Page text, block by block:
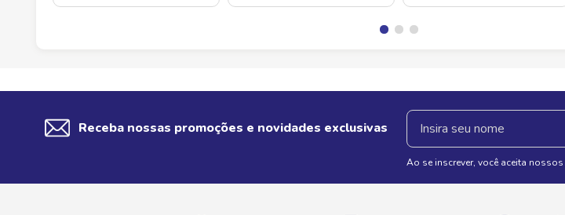
Receba nossas promoções e novidades exclusivas
Ao se inscrever, você aceita nossos